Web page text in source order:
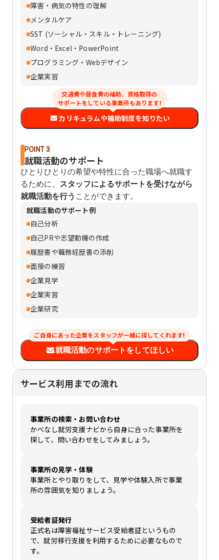
障害・病気の特性の理解
メンタルケア
SST (ソーシャル・スキル・トレーニング)
Word・Excel・PowerPoint
プログラミング・Webデザイン
企業実習
交通費や昼食費の補助、資格取得の
サポートをしている事業所もあります!
カリキュラムや補助制度を知りたい
POINT 3
就職活動のサポート
ひとりひとりの希望や特性に合った職場へ就職す
るために、 スタッフによるサポートを受けながら
就職活動を行う ことができます。
就職活動のサポート例
自己分析
自己PRや志望動機の作成
履歴書や職務経歴書の添削
面接の練習
企業見学
企業実習
企業研究
ご自身にあった企業をスタッフが一緒に探してくれます!
就職活動のサポートをしてほしい
サービス利用までの流れ
事業所の検索・お問い合わせ
かべなし就労支援ナビから自身に合った事業所を
探して、問い合わせをしてみましょう。
事業所の見学・体験
事業所とやり取りをして、見学や体験入所で事業
所の雰囲気を知りましょう。
受給者証発行
正式名は障害福祉サービス受給者証というもの
で、就労移行支援を利用するために必要なもので
す。